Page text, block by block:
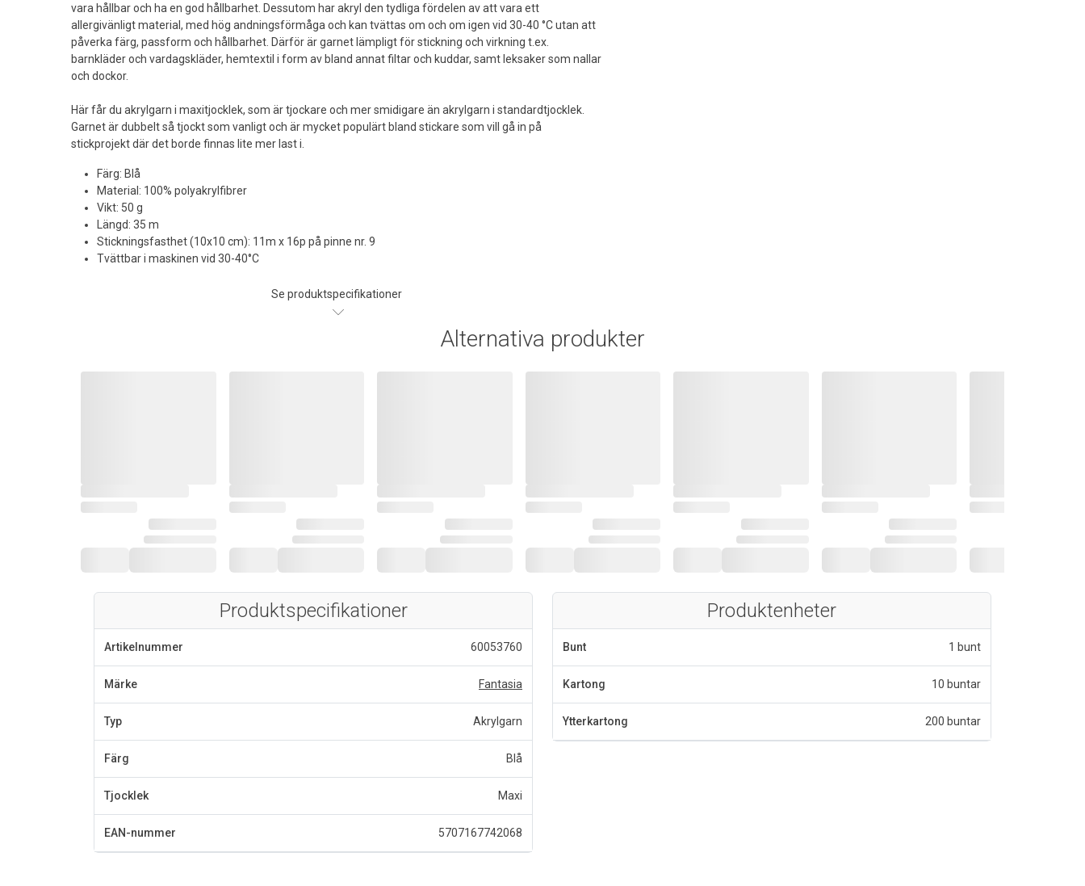
vara hållbar och ha en god hållbarhet. Dessutom har akryl den tydliga fördelen av att vara ett
allergivänligt material, med hög andningsförmåga och kan tvättas om och om igen vid 30-40 °C utan att
påverka färg, passform och hållbarhet. Därför är garnet lämpligt för stickning och virkning t.ex.
barnkläder och vardagskläder, hemtextil i form av bland annat filtar och kuddar, samt leksaker som nallar
och dockor.
Här får du akrylgarn i maxitjocklek, som är tjockare och mer smidigare än akrylgarn i standardtjocklek.
Garnet är dubbelt så tjockt som vanligt och är mycket populärt bland stickare som vill gå in på
stickprojekt där det borde finnas lite mer last i.
Färg: Blå
Material: 100% polyakrylfibrer
Vikt: 50 g
Längd: 35 m
Stickningsfasthet (10x10 cm): 11m x 16p på pinne nr. 9
Tvättbar i maskinen vid 30-40°C
Se produktspecifikationer
Alternativa produkter
Produktspecifikationer
Artikelnummer 60053760
Märke Fantasia
Typ Akrylgarn
Färg Blå
Tjocklek Maxi
EAN-nummer 5707167742068
Produktenheter
Bunt 1 bunt
Kartong 10 buntar
Ytterkartong 200 buntar